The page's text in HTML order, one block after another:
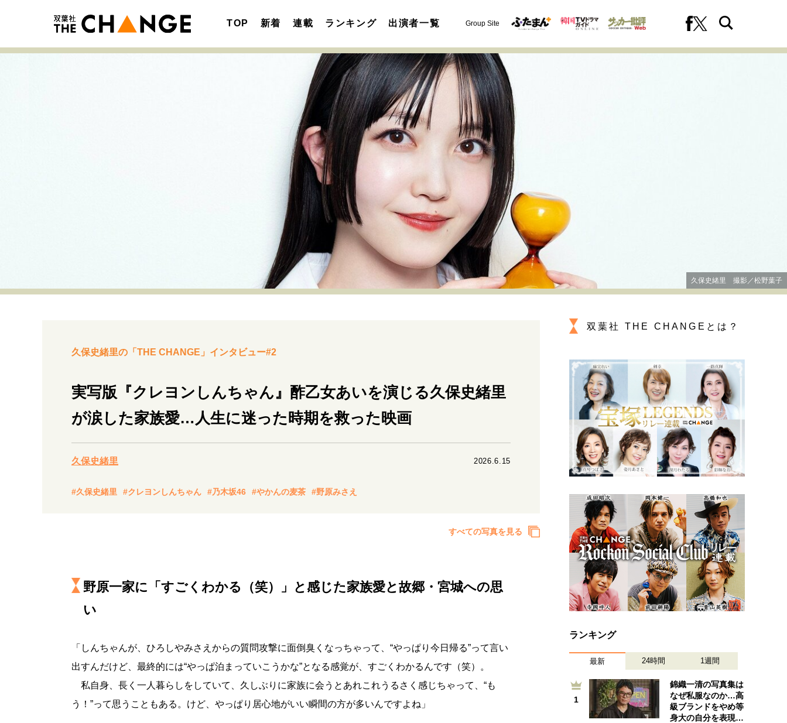
TOP 新着 連載 ランキング 出演者一覧 Group Site
運命を変えた出会い 決断の裏側 挫折からの再起 未知への挑戦
表現者の葛藤
人生が動いた日
セカンドキャリアの描き方 独立という決断 大人の学び直し
ファーストキャリアを拓く
夢を掴む選択
リーダーの流儀 変革の原動力 次世代へのバトン トップが描く未来
40代からの景色
一生モノの愛用品
社会・カルチャー・マネー 地域とつながる/お金との付き合い方
久保史緒里 撮影／松野葉子
久保史緒里の「THE CHANGE」インタビュー#2
実写版『クレヨンしんちゃん』酢乙女あいを演じる久保史緒里
が涙した家族愛…人生に迷った時期を救った映画
久保史緒里 2026.6.15
#久保史緒里 #クレヨンしんちゃん #乃木坂46 #やかんの麦茶 #野原みさえ
すべての写真を見る
野原一家に「すごくわかる（笑）」と感じた家族愛と故郷・宮城への思
い
「しんちゃんが、ひろしやみさえからの質問攻撃に面倒臭くなっちゃって、“やっぱり今日帰る”って言い
出すんだけど、最終的には“やっぱ泊まっていこうかな”となる感覚が、すごくわかるんです（笑）。
私自身、長く一人暮らしをしていて、久しぶりに家族に会うとあれこれうるさく感じちゃって、“も
う！”って思うこともある。けど、やっぱり居心地がいい瞬間の方が多いんですよね」
双葉社 THE CHANGEとは？
ランキング
最新 24時間 1週間
1
錦織一清の写真集は
なぜ私服なのか…高
級ブランドをやめ等
身大の自分を表現…